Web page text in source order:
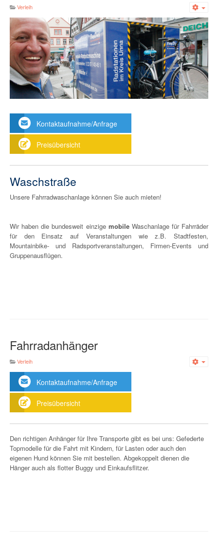
Verleih
Kontaktaufnahme/Anfrage
Preisübersicht
Waschstraße
Unsere Fahrradwaschanlage können Sie auch mieten!
Wir haben die bundesweit einzige mobile Waschanlage für Fahrräder
für den Einsatz auf Veranstaltungen wie z.B. Stadtfesten,
Mountainbike- und Radsportveranstaltungen, Firmen-Events und
Gruppenausflügen.
Fahrradanhänger
Verleih
Kontaktaufnahme/Anfrage
Preisübersicht
Den richtigen Anhänger für Ihre Transporte gibt es bei uns: Gefederte
Topmodelle für die Fahrt mit Kindern, für Lasten oder auch den
eigenen Hund können Sie mit bestellen. Abgekoppelt dienen die
Hänger auch als flotter Buggy und Einkaufsflitzer.